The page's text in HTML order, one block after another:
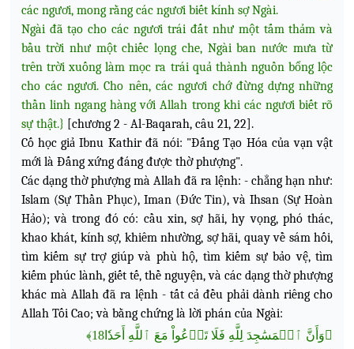
các ngươi, mong rằng các ngươi biết kính sợ Ngài.
Ngài đã tạo cho các ngươi trái đất như một tấm thảm và
bầu trời như một chiếc lọng che, Ngài ban nước mưa từ
trên trời xuống làm mọc ra trái quả thành nguồn bổng lộc
cho các ngươi. Cho nên, các ngươi chớ đừng dựng những
thần linh ngang hàng với Allah trong khi các ngươi biết rõ
sự thật.} [chương 2 - Al-Baqarah, câu 21, 22].
Cố học giả Ibnu Kathir đã nói: "Đấng Tạo Hóa của vạn vật
mới là Đấng xứng đáng được thờ phượng".
Các dạng thờ phượng mà Allah đã ra lệnh: - chẳng hạn như:
Islam (Sự Thần Phục), Iman (Đức Tin), và Ihsan (Sự Hoàn
Hảo); và trong đó có: cầu xin, sợ hãi, hy vọng, phó thác,
khao khát, kính sợ, khiêm nhường, sợ hãi, quay về sám hối,
tìm kiếm sự trợ giúp và phù hộ, tìm kiếm sự bảo vệ, tìm
kiếm phúc lành, giết tế, thề nguyện, và các dạng thờ phượng
khác mà Allah đã ra lệnh - tất cả đều phải dành riêng cho
Allah Tối Cao; và bằng chứng là lời phán của Ngài:
﴿وَأَنَّ ٱلۡمَسَٰجِدَ لِلَّهِ فَلَا تَدۡعُواْ مَعَ ٱللَّهِ أَحَدٗا18﴾